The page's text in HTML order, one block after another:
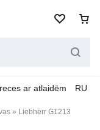
ar atlaidēm RU
» Liebherr G1213